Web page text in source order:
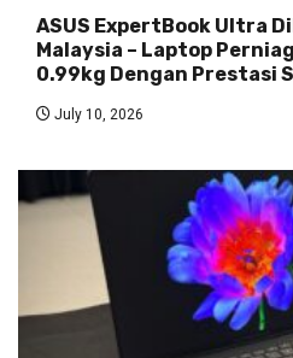
ASUS ExpertBook Ultra
Malaysia – Laptop
0.99kg Dengan Prestasi
July 10, 2026